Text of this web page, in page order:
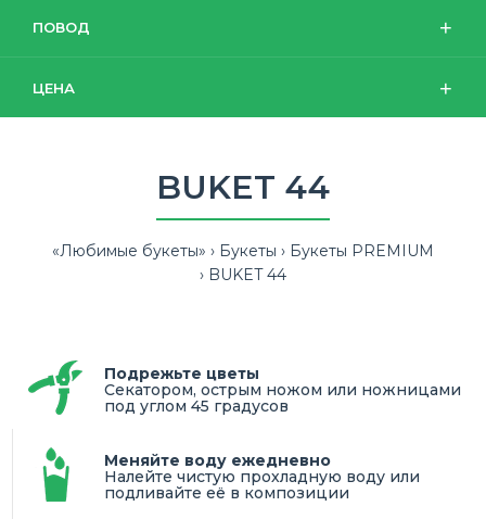
ПОВОД
ЦЕНА
BUKET 44
«Любимые букеты» Букеты
Букеты PREMIUM
BUKET 44
Подрежьте цветы
Секатором, острым ножом или ножницами
под углом 45 градусов
Меняйте воду ежедневно
Налейте чистую прохладную воду или
подливайте её в композиции